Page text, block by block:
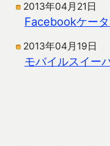
2013年04月21日
Facebookケータ
2013年04月19日
モバイルスイー